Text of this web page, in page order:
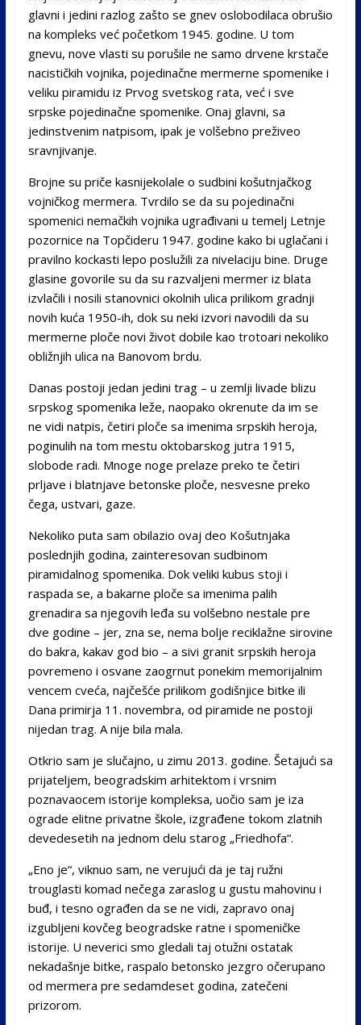
glavni i jedini razlog zašto se gnev oslobodilaca obrušio
na kompleks već početkom 1945. godine. U tom
gnevu, nove vlasti su porušile ne samo drvene krstače
nacističkih vojnika, pojedinačne mermerne spomenike i
veliku piramidu iz Prvog svetskog rata, već i sve
srpske pojedinačne spomenike. Onaj glavni, sa
jedinstvenim natpisom, ipak je volšebno preživeo
sravnjivanje.
Brojne su priče kasnijekolale o sudbini košutnjačkog
vojničkog mermera. Tvrdilo se da su pojedinačni
spomenici nemačkih vojnika ugrađivani u temelj Letnje
pozornice na Topčideru 1947. godine kako bi uglačani i
pravilno kockasti lepo poslužili za nivelaciju bine. Druge
glasine govorile su da su razvaljeni mermer iz blata
izvlačili i nosili stanovnici okolnih ulica prilikom gradnji
novih kuća 1950-ih, dok su neki izvori navodili da su
mermerne ploče novi život dobile kao trotoari nekoliko
obližnjih ulica na Banovom brdu.
Danas postoji jedan jedini trag – u zemlji livade blizu
srpskog spomenika leže, naopako okrenute da im se
ne vidi natpis, četiri ploče sa imenima srpskih heroja,
poginulih na tom mestu oktobarskog jutra 1915,
slobode radi. Mnoge noge prelaze preko te četiri
prljave i blatnjave betonske ploče, nesvesne preko
čega, ustvari, gaze.
Nekoliko puta sam obilazio ovaj deo Košutnjaka
poslednjih godina, zainteresovan sudbinom
piramidalnog spomenika. Dok veliki kubus stoji i
raspada se, a bakarne ploče sa imenima palih
grenadira sa njegovih leđa su volšebno nestale pre
dve godine – jer, zna se, nema bolje reciklažne sirovine
do bakra, kakav god bio – a sivi granit srpskih heroja
povremeno i osvane zaogrnut ponekim memorijalnim
vencem cveća, najčešće prilikom godišnjice bitke ili
Dana primirja 11. novembra, od piramide ne postoji
nijedan trag. A nije bila mala.
Otkrio sam je slučajno, u zimu 2013. godine. Šetajući sa
prijateljem, beogradskim arhitektom i vrsnim
poznavaocem istorije kompleksa, uočio sam je iza
ograde elitne privatne škole, izgrađene tokom zlatnih
devedesetih na jednom delu starog „Friedhofa“.
„Eno je“, viknuo sam, ne verujući da je taj ružni
trouglasti komad nečega zaraslog u gustu mahovinu i
buđ, i tesno ograđen da se ne vidi, zapravo onaj
izgubljeni kovčeg beogradske ratne i spomeničke
istorije. U neverici smo gledali taj otužni ostatak
nekadašnje bitke, raspalo betonsko jezgro očerupano
od mermera pre sedamdeset godina, zatečeni
prizorom.